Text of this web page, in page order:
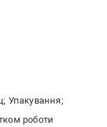
Упакування;
роботи